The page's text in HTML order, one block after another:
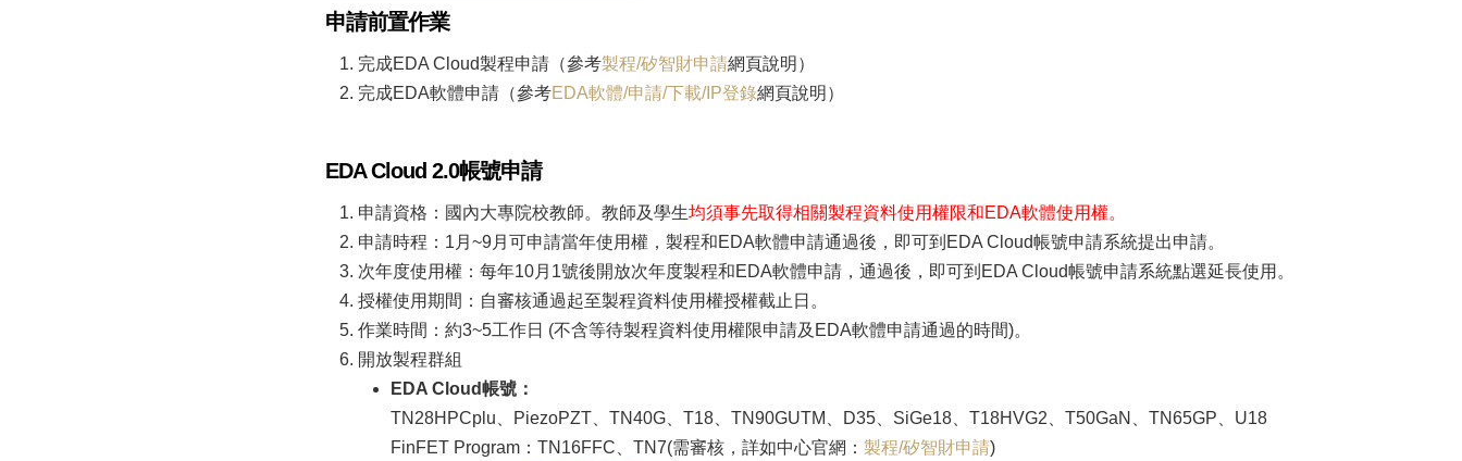
申請前置作業
完成EDA Cloud製程申請（參考製程/矽智財申請網頁說明）
完成EDA軟體申請（參考EDA軟體/申請/下載/IP登錄網頁說明）
EDA Cloud 2.0帳號申請
申請資格：國內大專院校教師。教師及學生均須事先取得相關製程資料使用權限和EDA軟體使用權。
申請時程：1月~9月可申請當年使用權，製程和EDA軟體申請通過後，即可到EDA Cloud帳號申請系統提出申請。
次年度使用權：每年10月1號後開放次年度製程和EDA軟體申請，通過後，即可到EDA Cloud帳號申請系統點選延長使用。
授權使用期間：自審核通過起至製程資料使用權授權截止日。
作業時間：約3~5工作日 (不含等待製程資料使用權限申請及EDA軟體申請通過的時間)。
開放製程群組
EDA Cloud帳號：
TN28HPCplu、PiezoPZT、TN40G、T18、TN90GUTM、D35、SiGe18、T18HVG2、T50GaN、TN65GP、U18
FinFET Program：TN16FFC、TN7(需審核，詳如中心官網： 製程/矽智財申請)